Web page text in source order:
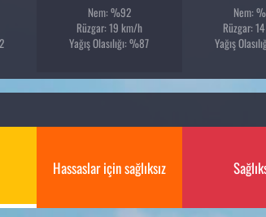
Nem: %92
Rüzgar: 19 km/h
Yağış Olasılığı: %87
Nem:
Rüzgar:
Yağış
Hassaslar için sağlıksız